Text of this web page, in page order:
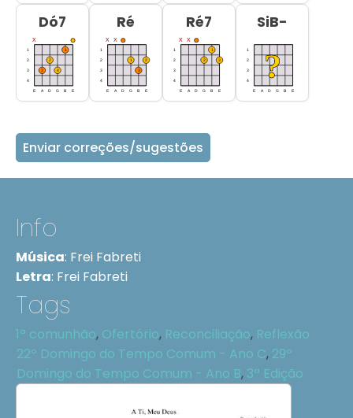
Dó7 Ré Ré7 SiB-
Enviar correções/sugestões
Info
Música: Frei Fabreti
Letra: Frei Fabreti
Tags
1ª comunhão, Ofertório, Reconciliação, Reflexão
22º Domingo do Tempo Comum - Ano C, 29º
Domingo do Tempo Comum - Ano B, 3ª Edição